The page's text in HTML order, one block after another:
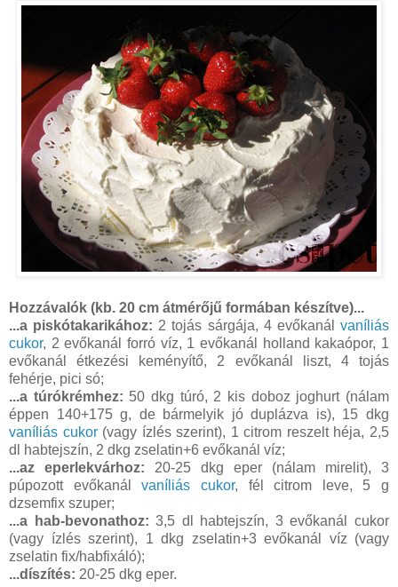
Hozzávalók (kb. 20 cm átmérőjű formában készítve)...
...a piskótakarikához: 2 tojás sárgája, 4 evőkanálvaníliás
cukor, 2 evőkanál forró víz, 1 evőkanál holland kakaópor, 1
evőkanál étkezési keményítő, 2 evőkanál liszt, 4 tojás
fehérje, pici só;
...a túrókrémhez: 50 dkg túró, 2 kis doboz joghurt (nálam
éppen 140+175 g, de bármelyik jó duplázva is), 15 dkg
vaníliás cukor(vagy ízlés szerint), 1 citrom reszelt héja, 2,5
dl habtejszín, 2 dkg zselatin+6 evőkanál víz;
...az eperlekvárhoz: 20-25 dkg eper (nálam mirelit), 3
púpozott evőkanálvaníliás cukor, fél citrom leve, 5 g
dzsemfix szuper;
...a hab-bevonathoz: 3,5 dl habtejszín, 3 evőkanál cukor
(vagy ízlés szerint), 1 dkg zselatin+3 evőkanál víz (vagy
zselatin fix/habfixáló);
...díszítés: 20-25 dkg eper.